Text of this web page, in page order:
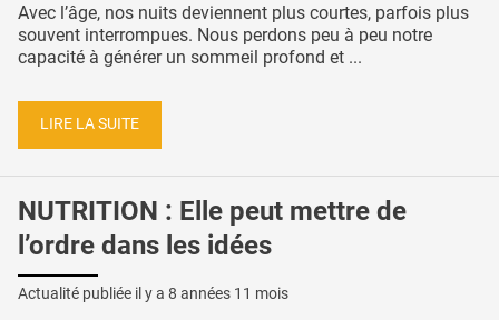
Avec l’âge, nos nuits deviennent plus courtes, parfois plus
souvent interrompues. Nous perdons peu à peu notre
capacité à générer un sommeil profond et ...
LIRE LA SUITE
NUTRITION : Elle peut mettre de
l’ordre dans les idées
Actualité publiée il y a 8 années 11 mois